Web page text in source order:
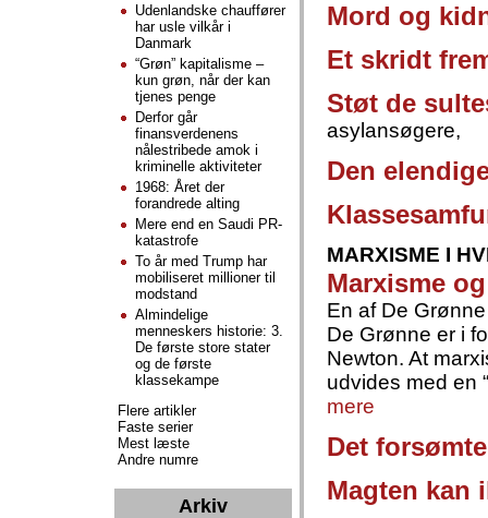
Mord og
Et skridt
Støt de
asylansøgere,
Den
MARXISME I
Marxisme
En af De
De Grønne er i
Newton. At
udvides med en
mere
Det
Magten kan
Udenlandske chauffører
har usle vilkår i
Danmark
“Grøn” kapitalisme –
kun grøn, når der kan
tjenes penge
Derfor går
finansverdenens
nålestribede amok i
kriminelle aktiviteter
1968: Året der
forandrede alting
Mere end en Saudi PR-
katastrofe
To år med Trump har
mobiliseret millioner til
modstand
Almindelige
menneskers historie: 3.
De første store stater
og de første
klassekampe
Flere artikler
Faste serier
Mest læste
Andre numre
Arkiv